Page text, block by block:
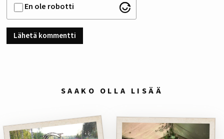
En ole robotti
SAAKO OLLA LISÄÄ